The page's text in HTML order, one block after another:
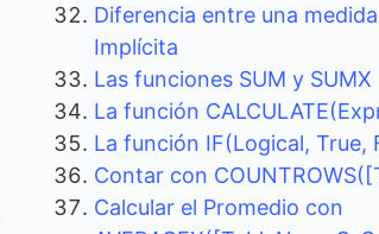
Diferencia entre una
Implícita
Las funciones SUM y SUMX
La función
La función IF(Logical, True,
Contar con
Calcular el Promedio con